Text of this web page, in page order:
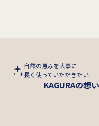
自然の恵みを大事に
長く使っていただきたい
KAGURAの想い